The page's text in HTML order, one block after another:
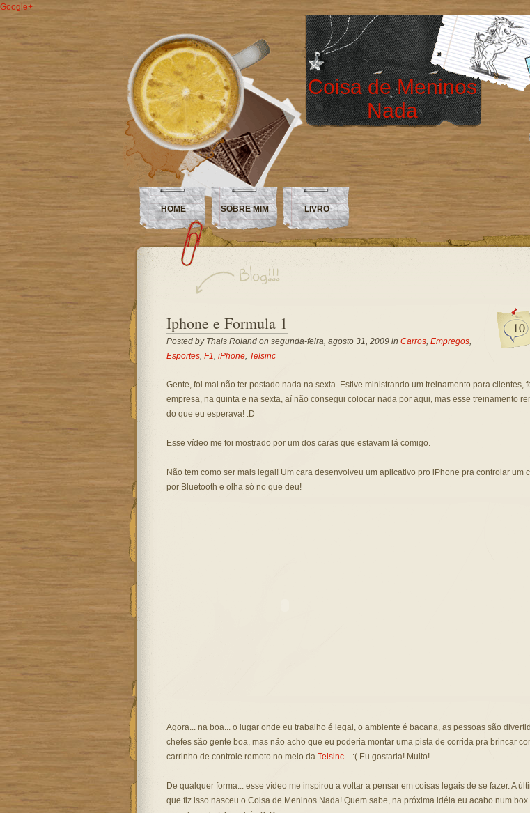
Google+
Coisa de Meninos
Nada
HOME SOBRE MIM LIVRO
10
Iphone e Formula 1
Posted by Thais Rolandon segunda-feira, agosto 31, 2009 in Carros, Empregos,
Esportes, F1, iPhone, Telsinc
Gente, foi mal não ter postado nada na sexta. Estive ministrando um treinamento para clientes,
empresa, na quinta e na sexta, aí não consegui colocar nada por aqui, mas esse treinamento
do que eu esperava! :D
Esse vídeo me foi mostrado por um dos caras que estavam lá comigo.
Não tem como ser mais legal! Um cara desenvolveu um aplicativo pro iPhone pra controlar um
por Bluetooth e olha só no que deu!
Agora... na boa... o lugar onde eu trabalho é legal, o ambiente é bacana, as pessoas são
chefes são gente boa, mas não acho que eu poderia montar uma pista de corrida pra brincar
carrinho de controle remoto no meio da Telsinc... :( Eu gostaria! Muito!
De qualquer forma... esse vídeo me inspirou a voltar a pensar em coisas legais de se fazer. A
que fiz isso nasceu o Coisa de Meninos Nada! Quem sabe, na próxima idéia eu acabo num box